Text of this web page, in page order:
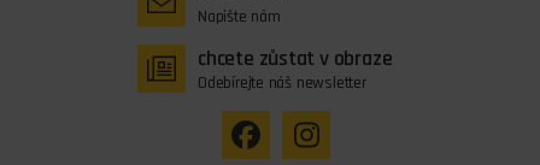
Napište nám
chcete zůstat v obraze
Odebírejte náš newsletter